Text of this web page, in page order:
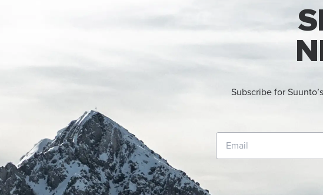
Subscribe for